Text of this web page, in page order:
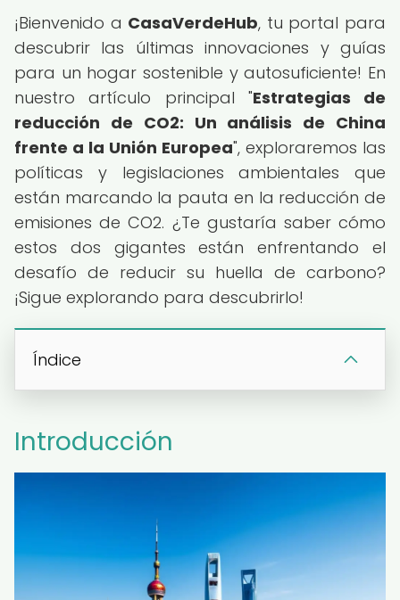
¡Bienvenido a CasaVerdeHub, tu portal para
descubrir las últimas innovaciones y guías
para un hogar sostenible y autosuficiente! En
nuestro artículo principal "Estrategias de
reducción de CO2: Un análisis de China
frente a la Unión Europea", exploraremos las
políticas y legislaciones ambientales que
están marcando la pauta en la reducción de
emisiones de CO2. ¿Te gustaría saber cómo
estos dos gigantes están enfrentando el
desafío de reducir su huella de carbono?
¡Sigue explorando para descubrirlo!
Índice
Introducción